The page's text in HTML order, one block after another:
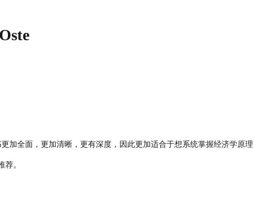
加全面，更加清晰，更有深度，因此更加适合于想系统掌握经济学原理
。